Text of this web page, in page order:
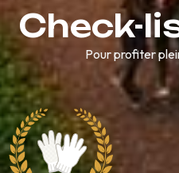
Check-
Pour profiter